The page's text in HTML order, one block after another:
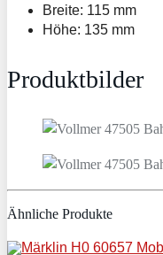
Breite: 115 mm
Höhe: 135 mm
Produktbilder
Ähnliche Produkte